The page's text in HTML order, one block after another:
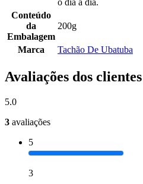
o dia a dia.
Conteúdo
da
Embalagem
200g
Marca Tachão De Ubatuba
Avaliações dos clientes
5.0
3 avaliações
5
3